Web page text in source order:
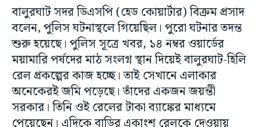
বালুরঘাট সদর ডিএসপি (হেড কোয়ার্টার) বিক্রম প্রসাদ
বলেন, পুলিস ঘটনাস্থলে গিয়েছিল। পুরো ঘটনার তদন্ত
শুরু হয়েছে। পুলিস সূত্রে খবর, ১৪ নম্বর ওয়ার্ডের
ময়ামারি পর্ষদের মাঠ সংলগ্ন স্থান দিয়েই বালুরঘাট-হিলি
রেল প্রকল্পের কাজ হচ্ছে। তাই সেখানে এলাকার
অনেকেরই জমি পড়েছে। তাঁদের একজন জয়ন্তী
সরকার। তিনি ওই রেলের টাকা ব্যাঙ্কের মাধ্যমে